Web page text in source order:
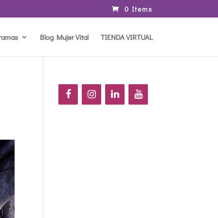
0 Items
Blog Mujer Vital TIENDA VIRTUAL